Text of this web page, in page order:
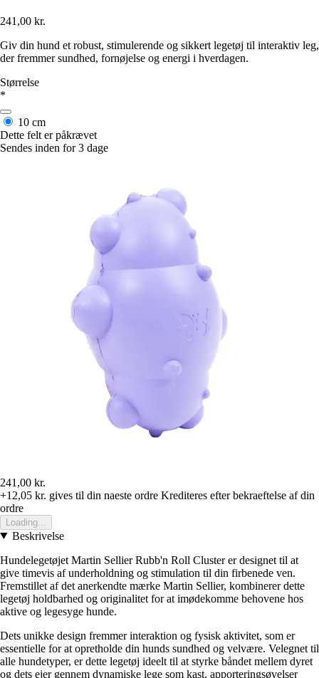
241,00 kr.
Giv din hund et robust, stimulerende og sikkert legetøj til interaktiv leg,
der fremmer sundhed, fornøjelse og energi i hverdagen.
Størrelse
*
10 cm
Dette felt er påkrævet
Sendes inden for 3 dage
241,00 kr.
+12,05 kr. gives til din naeste ordre Krediteres efter bekraeftelse af din
ordre
Loading...
Beskrivelse
Hundelegetøjet Martin Sellier Rubb'n Roll Cluster er designet til at
give timevis af underholdning og stimulation til din firbenede ven.
Fremstillet af det anerkendte mærke Martin Sellier, kombinerer dette
legetøj holdbarhed og originalitet for at imødekomme behovene hos
aktive og legesyge hunde.
Dets unikke design fremmer interaktion og fysisk aktivitet, som er
essentielle for at opretholde din hunds sundhed og velvære. Velegnet til
alle hundetyper, er dette legetøj ideelt til at styrke båndet mellem dyret
og dets ejer gennem dynamiske lege som kast, apporteringsøvelser